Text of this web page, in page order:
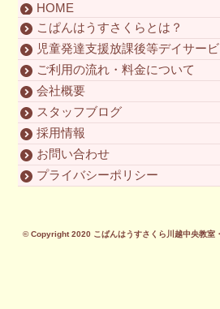
HOME
こぱんはうすさくらとは？
児童発達支援放課後等デイサー
ご利用の流れ・料金について
会社概要
スタッフブログ
採用情報
お問い合わせ
プライバシーポリシー
© Copyright 2020 こぱんはうすさくら川越中央教室